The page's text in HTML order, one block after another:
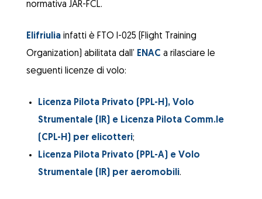
normativa JAR-FCL.
Elifriuliainfatti è FTO I-025 (Flight Training
Organization) abilitata dall’ ENAC a rilasciare le
seguenti licenze di volo:
Licenza Pilota Privato (PPL-H), Volo
Strumentale (IR) e Licenza Pilota Comm.le
(CPL-H) per elicotteri;
Licenza Pilota Privato (PPL-A) e Volo
Strumentale (IR) per aeromobili.